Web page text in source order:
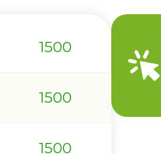
1500
1500
1500